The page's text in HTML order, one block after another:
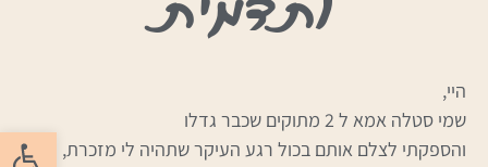
פתח
היי,
שמי סטלה אמא ל 2 מתוקים שכבר גדלו
והספקתי לצלם אותם בכול רגע העיקר שתהיה לי מזכרת,